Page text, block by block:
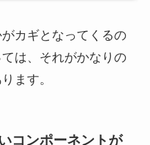
カギとなってくるの
は、それがかなりの
ます。
コンポーネントが